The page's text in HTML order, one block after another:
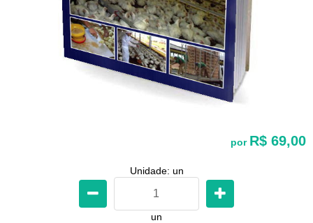
por R$ 69,00
Unidade: un
un